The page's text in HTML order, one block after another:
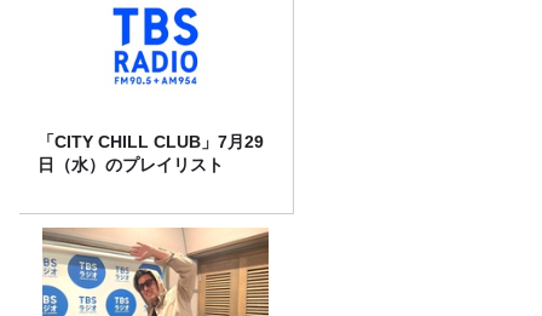
「CITY CHILL CLUB」7月29
日（水）のプレイリスト